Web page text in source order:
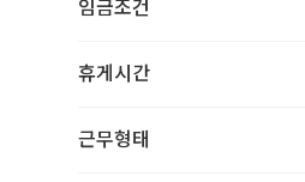
임금조건
휴게시간
근무형태